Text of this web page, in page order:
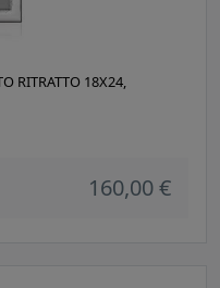
RITRATTO 18X24,
160,00 €